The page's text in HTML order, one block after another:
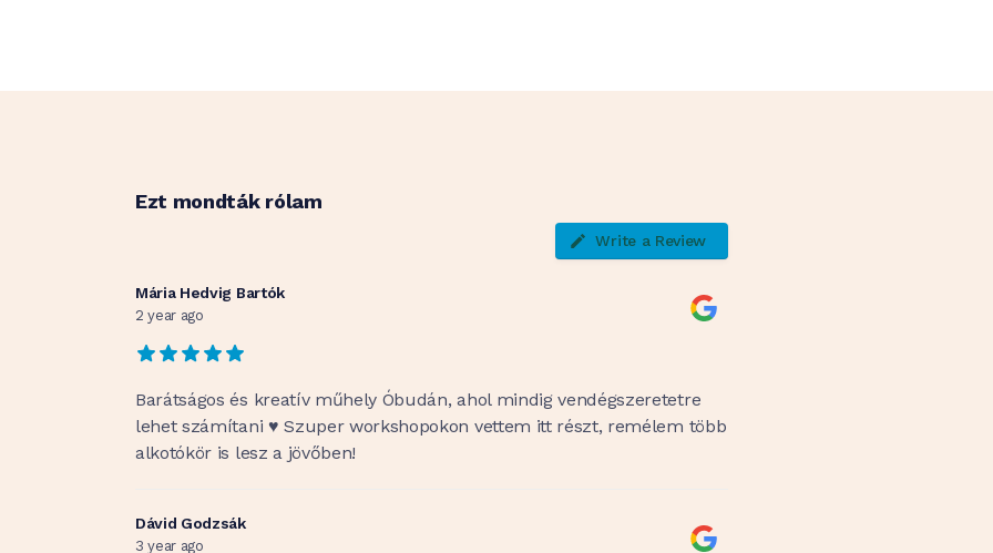
Ezt mondták rólam
Write a Review
Mária Hedvig Bartók
2 year ago
Barátságos és kreatív műhely Óbudán, ahol mindig vendégszeretetre
lehet számítani ♥️ Szuper workshopokon vettem itt részt, remélem több
alkotókör is lesz a jövőben!
Dávid Godzsák
3 year ago